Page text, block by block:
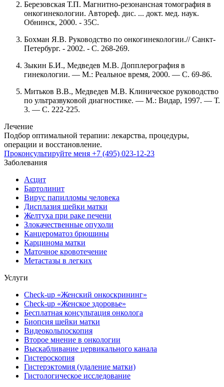
Березовская Т.П. Магнитно-резонансная томография в
онкогинекологии. Автореф. дис. ... докт. мед. наук.
Обнинск, 2000. - 35С.
Бохман Я.В. Руководство по онкогинекологии.// Санкт-
Петербург. - 2002. - С. 268-269.
Зыкин Б.И., Медведев М.В. Допплерография в
гинекологии. — М.: Реальное время, 2000. — С. 69-86.
Митьков В.В., Медведев М.В. Клиническое руководство
по ультразвуковой диагностике. — М.: Видар, 1997. — Т.
3. — С. 222-225.
Лечение
Подбор оптимальной терапии: лекарства, процедуры,
операции и восстановление.
Проконсультируйте меня +7 (495) 023-12-23
Заболевания
Асцит
Бартолинит
Вирус папилломы человека
Дисплазия шейки матки
Желтуха при раке печени
Злокачественные опухоли
Канцероматоз брюшины
Карцинома матки
Маточное кровотечение
Метастазы в легких
Услуги
Check-up «Женский онкоскрининг»
Check-up «Женское здоровье»
Бесплатная консультация онколога
Биопсия шейки матки
Видеокольпоскопия
Второе мнение в онкологии
Выскабливание цервикального канала
Гистероскопия
Гистерэктомия (удаление матки)
Гистологическое исследование